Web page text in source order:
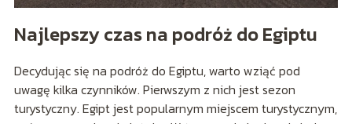
Najlepszy czas na podróż do Egiptu
Decydując się na podróż do Egiptu, warto wziąć pod
uwagę kilka czynników. Pierwszym z nich jest sezon
turystyczny. Egipt jest popularnym miejscem turystycznym,